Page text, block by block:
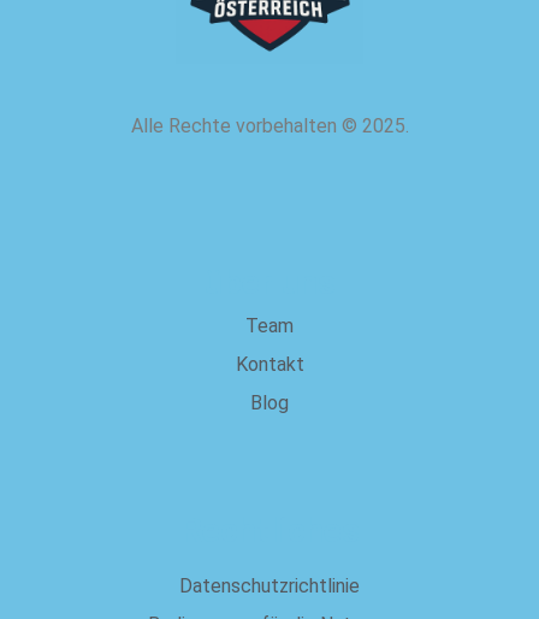
Alle Rechte vorbehalten © 2025.
Team
Kontakt
Blog
Datenschutzrichtlinie